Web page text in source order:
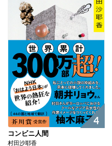
4
コンビニ人間
村田沙耶香